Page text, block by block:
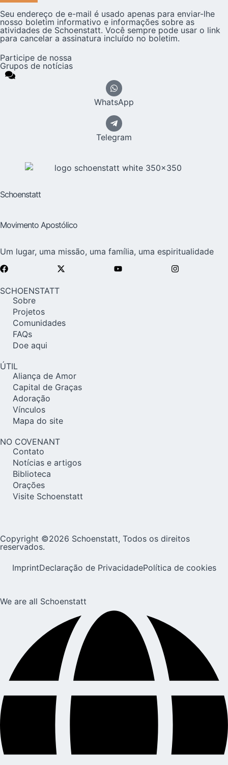
Seu endereço de e-mail é usado apenas para enviar-lhe
nosso boletim informativo e informações sobre as
atividades de Schoenstatt. Você sempre pode usar o link
para cancelar a assinatura incluído no boletim.
Participe de nossa
Grupos de notícias
WhatsApp
Telegram
Schoenstatt
Movimento Apostólico
Um lugar, uma missão, uma família, uma espiritualidade
SCHOENSTATT
Sobre
Projetos
Comunidades
FAQs
Doe aqui
ÚTIL
Aliança de Amor
Capital de Graças
Adoração
Vínculos
Mapa do site
NO COVENANT
Contato
Notícias e artigos
Biblioteca
Orações
Visite Schoenstatt
Copyright ©2026 Schoenstatt, Todos os direitos
reservados.
ImprintDeclaração de PrivacidadePolítica de cookies
We are all Schoenstatt